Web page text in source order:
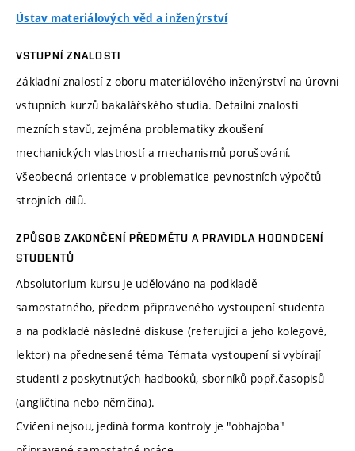
Ústav materiálových věd a inženýrství
VSTUPNÍ ZNALOSTI
Základní znalostí z oboru materiálového inženýrství na úrovni
vstupních kurzů bakalářského studia. Detailní znalosti
mezních stavů, zejména problematiky zkoušení
mechanických vlastností a mechanismů porušování.
Všeobecná orientace v problematice pevnostních výpočtů
strojních dílů.
ZPŮSOB ZAKONČENÍ PŘEDMĚTU A PRAVIDLA HODNOCENÍ
STUDENTŮ
Absolutorium kursu je udělováno na podkladě
samostatného, předem připraveného vystoupení studenta
a na podkladě následné diskuse (referující a jeho kolegové,
lektor) na přednesené téma Témata vystoupení si vybírají
studenti z poskytnutých hadbooků, sborníků popř.časopisů
(angličtina nebo němčina).
Cvičení nejsou, jediná forma kontroly je "obhajoba"